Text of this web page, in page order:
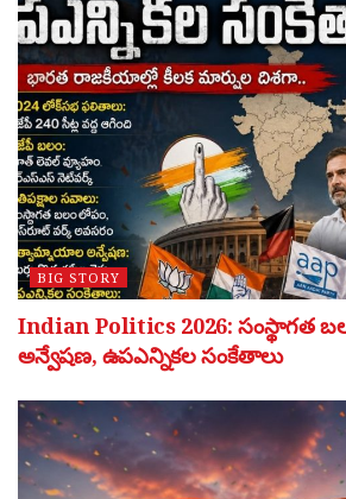
BIG STORY
Indian Politics 2026: సంస్థాగత
అన్వేషణ, ఉపఎన్నికల సంకేతాలు